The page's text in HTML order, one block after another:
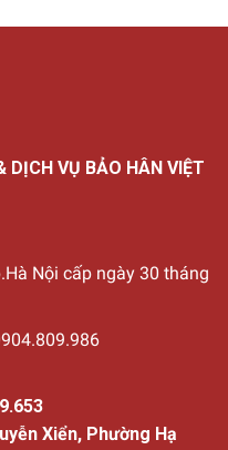
DỊCH VỤ BẢO HÂN VIỆT
Nội cấp ngày 30 tháng
Xiển, Phường Hạ